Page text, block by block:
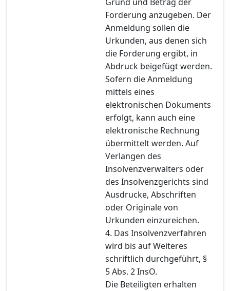
Forderung anzugeben. Der
Anmeldung sollen die
Urkunden, aus denen sich
die Forderung ergibt, in
Abdruck beigefügt werden.
Sofern die Anmeldung
mittels eines
elektronischen Dokuments
erfolgt, kann auch eine
elektronische Rechnung
übermittelt werden. Auf
Verlangen des
Insolvenzverwalters oder
des Insolvenzgerichts sind
Ausdrucke, Abschriften
oder Originale von
Urkunden einzureichen.
4. Das Insolvenzverfahren
wird bis auf Weiteres
schriftlich durchgeführt, §
5 Abs. 2 InsO.
Die Beteiligten erhalten